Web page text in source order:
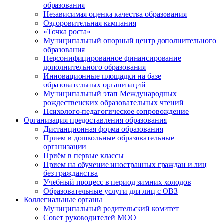
образования
Независимая оценка качества образования
Оздоровительная кампания
«Точка роста»
Муниципальный опорный центр дополнительного
образования
Персонифицированное финансирование
дополнительного образования
Инновационные площадки на базе
образовательных организаций
Муниципальный этап Международных
рождественских образовательных чтений
Психолого-педагогическое сопровождение
Организация предоставления образования
Дистанционная форма образования
Прием в дошкольные образовательные
организации
Приём в первые классы
Прием на обучение иностранных граждан и лиц
без гражданства
Учебный процесс в период зимних холодов
Образовательные услуги для лиц с ОВЗ
Коллегиальные органы
Муниципальный родительский комитет
Совет руководителей МОО